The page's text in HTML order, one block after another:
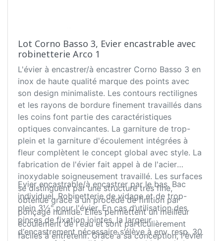
Lot Corno Basso 3, Evier encastrable avec
robinetterie Arco 1
L'évier à encastrer/à encastrer Corno Basso 3 en
inox de haute qualité marque des points avec
son design minimaliste. Les contours rectilignes
et les rayons de bordure finement travaillés dans
les coins font partie des caractéristiques
optiques convaincantes. La garniture de trop-
plein et la garniture d'écoulement intégrées à
fleur complètent le concept global avec style. La
fabrication de l'évier fait appel à de l'acier
inoxydable soigneusement travaillé. Les surfaces
se distinguent par une structure très fine,
obtenue grâce à un procédé de finition par
ponçage humide. Elles permettent un meilleur
écoulement de l'eau et sont particulièrement
faciles à entretenir. Grâce à sa conception, l'évier
Evier encastrable/à encastrer par le bas. Bac
individuel. Robinetterie de vidage et de trop-
plein 3½" pour l'évier. En cas d’utilisation des
pinces de fixation jointes, la largeur
d‘encastrement nécessaire s’élève à env. resp. 30